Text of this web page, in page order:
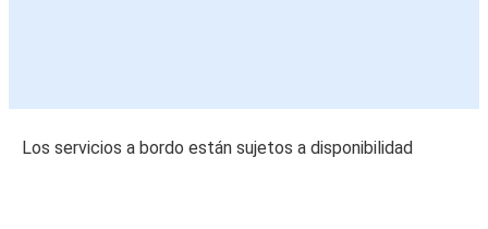
Los servicios a bordo están sujetos a disponibilidad